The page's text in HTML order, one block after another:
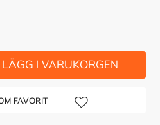
Lägg till i önskelista